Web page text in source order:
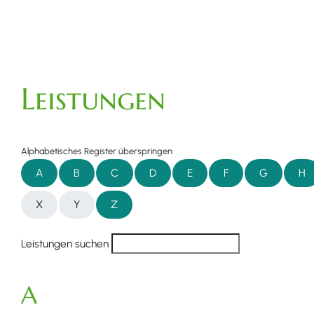
Leistungen
Alphabetisches Register überspringen
A B C D E F G H
X Y Z
Leistungen suchen
A